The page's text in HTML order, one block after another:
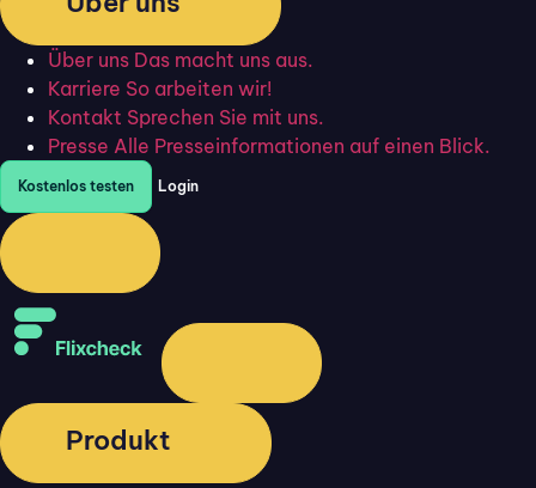
Über uns Das macht uns aus.
Karriere So arbeiten wir!
Kontakt Sprechen Sie mit uns.
Presse Alle Presseinformationen auf einen Blick.
Kostenlos testen Login
Produkt
Was bedeutet
Low-Code meint das
Programmieraufwand.
Low-Code setzt